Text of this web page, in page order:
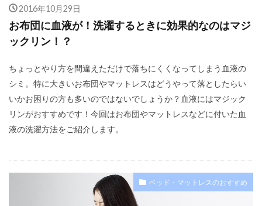
2016年10月29日
お布団に血液が！洗濯するときに効果的なのはマジ
ックリン！？
ちょっとやり方を間違えただけで落ちにくくなってしまう血液の
シミ。特に大きいお布団やマットレスはどうやって落としたらい
いかお困りの方も多いのではないでしょうか？血液にはマジック
リンがおすすめです！今回はお布団やマットレスなどに付いた血
液の洗濯方法をご紹介します。
ベッド・マットレスのおすすめ